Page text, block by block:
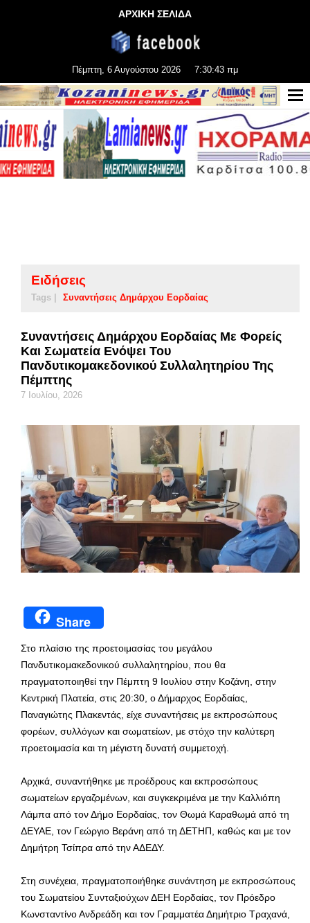
ΑΡΧΙΚΗ ΣΕΛΙΔΑ
Πέμπτη, 6 Αυγούστου 2026 7:30:43 πμ
Ειδήσεις
Tags | Συναντήσεις Δημάρχου Εορδαίας
Συναντήσεις Δημάρχου Εορδαίας Με Φορείς
Και Σωματεία Ενόψει Του
Πανδυτικομακεδονικού Συλλαλητηρίου Της
Πέμπτης
7 Ιουλίου, 2026
Share
Στο πλαίσιο της προετοιμασίας του μεγάλου
Πανδυτικομακεδονικού συλλαλητηρίου, που θα
πραγματοποιηθεί την Πέμπτη 9 Ιουλίου στην Κοζάνη, στην
Κεντρική Πλατεία, στις 20:30, ο Δήμαρχος Εορδαίας,
Παναγιώτης Πλακεντάς, είχε συναντήσεις με εκπροσώπους
φορέων, συλλόγων και σωματείων, με στόχο την καλύτερη
προετοιμασία και τη μέγιστη δυνατή συμμετοχή.
Αρχικά, συναντήθηκε με προέδρους και εκπροσώπους
σωματείων εργαζομένων, και συγκεκριμένα με την Καλλιόπη
Λάμπα από τον Δήμο Εορδαίας, τον Θωμά Καραθωμά από τη
ΔΕΥΑΕ, τον Γεώργιο Βεράνη από τη ΔΕΤΗΠ, καθώς και με τον
Δημήτρη Τσίπρα από την ΑΔΕΔΥ.
Στη συνέχεια, πραγματοποιήθηκε συνάντηση με εκπροσώπους
του Σωματείου Συνταξιούχων ΔΕΗ Εορδαίας, τον Πρόεδρο
Κωνσταντίνο Ανδρεάδη και τον Γραμματέα Δημήτριο Τραχανά,